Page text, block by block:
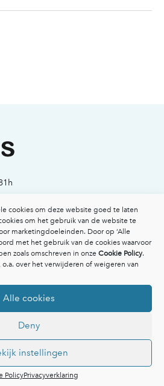
cookies om deze website goed te laten
om het gebruik van de website te
marketingdoeleinden. Door op ‘Alle
met het gebruik van de cookies waarvoor
zoals omschreven in onze Cookie Policy.
over het verwijderen of weigeren van
Alle cookies
Deny
instellingen
PolicyPrivacyverklaring